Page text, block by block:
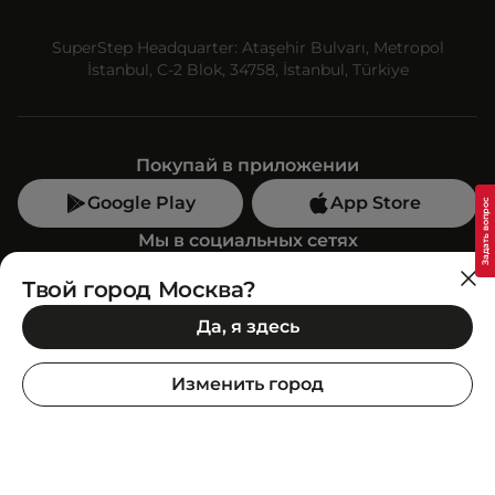
SuperStep Headquarter: Ataşehir Bulvarı, Metropol
İstanbul, C-2 Blok, 34758, İstanbul, Türkiye
Покупай в приложении
Google Play
App Store
Мы в социальных сетях
Позвони нам
+7 (499) 350-55-33
C 10:00 до 19:00
SuperStep-бот
Твой город Москва?
Да, я здесь
Изменить город